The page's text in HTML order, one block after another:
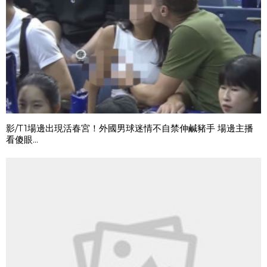
影/T1場邊出現活春宮！外國男球迷情不自禁伸鹹豬手 場邊主播
看傻眼...